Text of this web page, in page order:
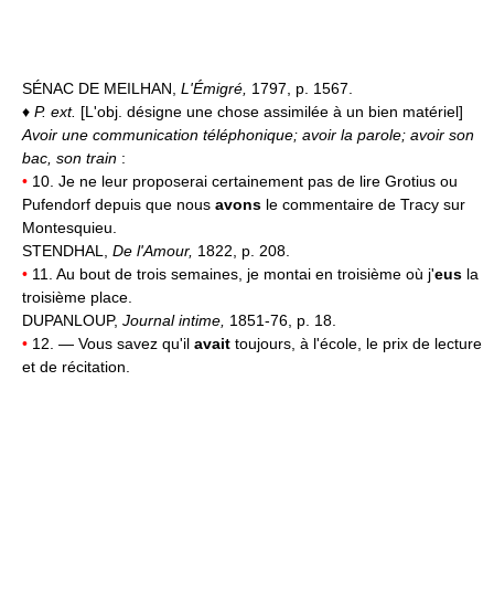
SÉNAC DE MEILHAN, L'Émigré, 1797, p. 1567.
♦ P. ext. [L'obj. désigne une chose assimilée à un bien matériel]
Avoir une communication téléphonique; avoir la parole; avoir son
bac, son train :
• 10. Je ne leur proposerai certainement pas de lire Grotius ou
Pufendorf depuis que nous avons le commentaire de Tracy sur
Montesquieu.
STENDHAL, De l'Amour, 1822, p. 208.
• 11. Au bout de trois semaines, je montai en troisième où j'eus la
troisième place.
DUPANLOUP, Journal intime, 1851-76, p. 18.
• 12. — Vous savez qu'il avait toujours, à l'école, le prix de lecture
et de récitation.